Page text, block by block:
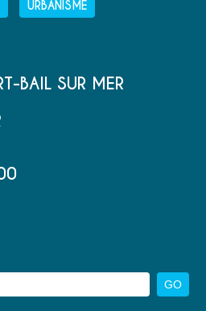
URBANISME
BAIL SUR MER